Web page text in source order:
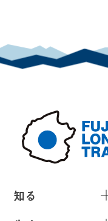
知る